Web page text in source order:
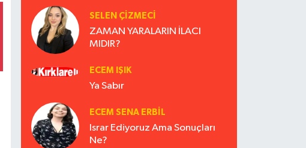
SELEN ÇİZMECİ
ZAMAN YARALARIN İLACI
MIDIR?
ECEM IŞIK
Ya Sabır
ECEM SENA ERBIL
Israr Ediyoruz Ama Sonuçları
Ne?